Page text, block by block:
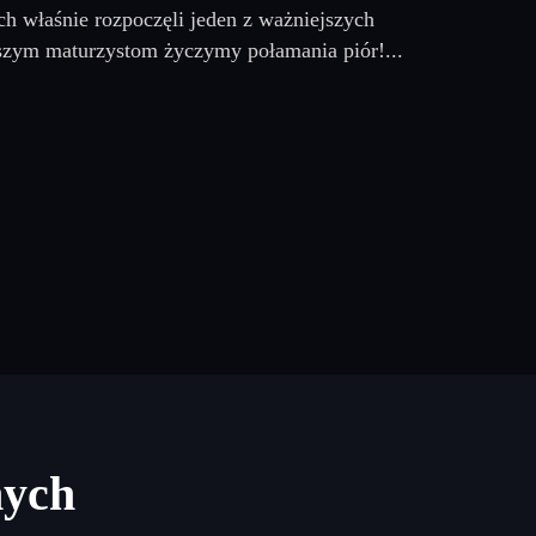
właśnie rozpoczęli jeden z ważniejszych
maturzystom życzymy połamania piór!...